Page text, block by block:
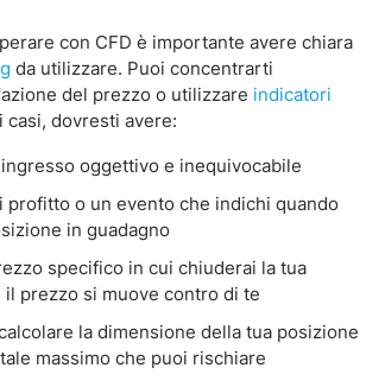
con CFD è importante avere chiara
da utilizzare. Puoi concentrarti
del prezzo o utilizzare indicatori
casi, dovresti avere:
oggettivo e inequivocabile
profitto o un evento che indichi quando
in guadagno
specifico in cui chiuderai la tua
prezzo si muove contro di te
la dimensione della tua posizione
massimo che puoi rischiare